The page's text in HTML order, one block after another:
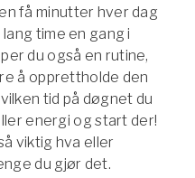
få minutter hver dag
time en gang i
du også en rutine,
å opprettholde den
tid på døgnet du
energi og start der!
viktig hva eller
du gjør det.